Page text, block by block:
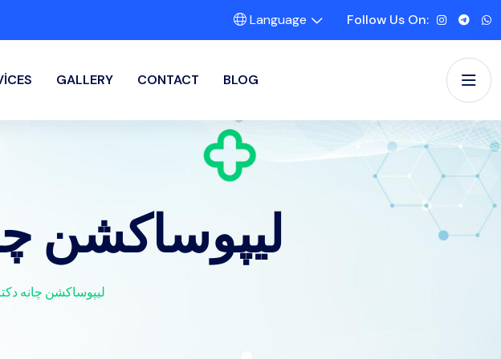
Language Follow Us On:
GALLERY CONTACT BLOG
لیپوساکشن
لیپوساکشن چانه